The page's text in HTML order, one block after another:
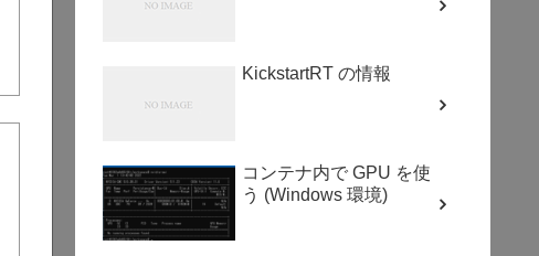
KickstartRT の情報
コンテナ内で GPU を使
う (Windows 環境)